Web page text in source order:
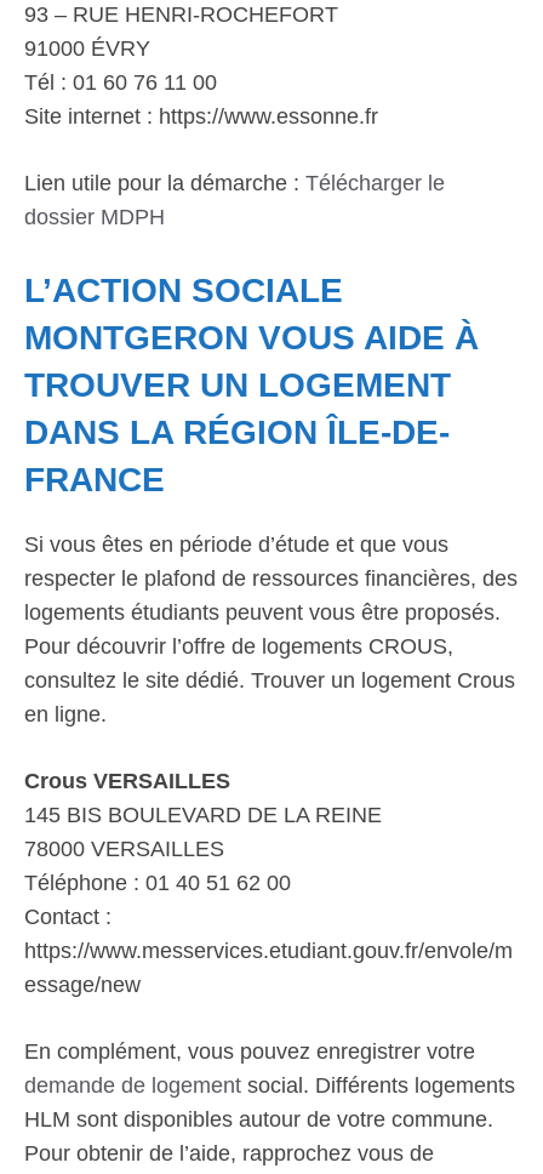
93 – RUE HENRI-ROCHEFORT
91000 ÉVRY
Tél : 01 60 76 11 00
Site internet : https://www.essonne.fr
Lien utile pour la démarche : Télécharger le
dossier MDPH
L’ACTION SOCIALE
MONTGERON VOUS AIDE À
TROUVER UN LOGEMENT
DANS LA RÉGION ÎLE-DE-
FRANCE
Si vous êtes en période d’étude et que vous
respecter le plafond de ressources financières, des
logements étudiants peuvent vous être proposés.
Pour découvrir l’offre de logements CROUS,
consultez le site dédié. Trouver un logement Crous
en ligne.
Crous VERSAILLES
145 BIS BOULEVARD DE LA REINE
78000 VERSAILLES
Téléphone : 01 40 51 62 00
Contact :
https://www.messervices.etudiant.gouv.fr/envole/m
essage/new
En complément, vous pouvez enregistrer votre
demande de logement social. Différents logements
HLM sont disponibles autour de votre commune.
Pour obtenir de l’aide, rapprochez vous de